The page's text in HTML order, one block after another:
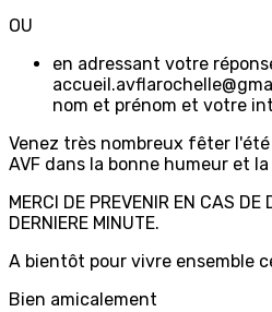
OU
en adressant votre
nom et prénom et votre
Venez très nombreux fêter
AVF dans la bonne humeur et
MERCI DE PREVENIR EN CAS DE
DERNIERE MINUTE.
A bientôt pour vivre ensemble
Bien amicalement